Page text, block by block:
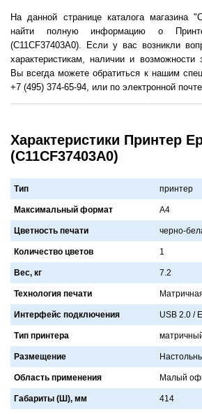
На данной странице каталога магазина
найти полную информацию о
(C11CF37403A0). Если у вас возникли
характеристикам, наличии и возможности
Вы всегда можете обратиться к нашим
+7 (495) 374-65-94, или по электронной
Характеристики Принтер
(C11CF37403A0)
Тип принтер
Максимальный формат A4
Цветность печати черно-
Количество цветов 1
Вес, кг 7.2
Технология печати
Интерфейс подключения USB 2.0 /
Тип принтера
Размещение
Область применения Мaлый
Габариты (Ш), мм 414